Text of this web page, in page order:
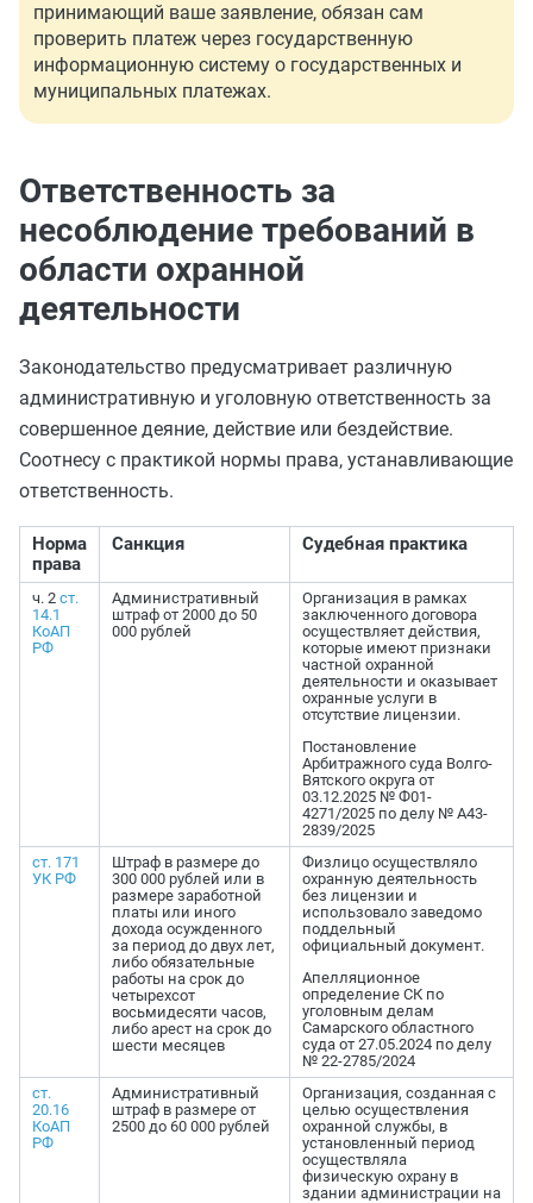
принимающий ваше заявление, обязан сам
проверить платеж через государственную
информационную систему о государственных и
муниципальных платежах.
Ответственность за
несоблюдение требований в
области охранной
деятельности
Законодательство предусматривает различную
административную и уголовную ответственность за
совершенное деяние, действие или бездействие.
Соотнесу с практикой нормы права, устанавливающие
ответственность.
Норма
права
Санкция Судебная практика
ч. 2 ст.
14.1
КоАП
РФ
Административный
штраф от 2000 до 50
000 рублей
Организация в рамках
заключенного договора
осуществляет действия,
которые имеют признаки
частной охранной
деятельности и оказывает
охранные услуги в
отсутствие лицензии.
Постановление
Арбитражного суда Волго-
Вятского округа от
03.12.2025 № Ф01-
4271/2025 по делу № А43-
2839/2025
ст. 171
УК РФ
Штраф в размере до
300 000 рублей или в
размере заработной
платы или иного
дохода осужденного
за период до двух лет,
либо обязательные
работы на срок до
четырехсот
восьмидесяти часов,
либо арест на срок до
шести месяцев
Физлицо осуществляло
охранную деятельность
без лицензии и
использовало заведомо
поддельный
официальный документ.
Апелляционное
определение СК по
уголовным делам
Самарского областного
суда от 27.05.2024 по делу
№ 22-2785/2024
ст.
20.16
КоАП
РФ
Административный
штраф в размере от
2500 до 60 000 рублей
Организация, созданная с
целью осуществления
охранной службы, в
установленный период
осуществляла
физическую охрану в
здании администрации на